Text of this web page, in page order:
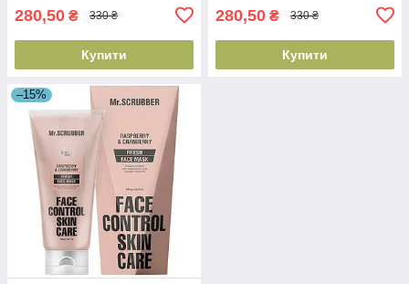
280,50 ₴ 330 ₴
Купити
280,50 ₴ 330 ₴
Купити
–15%